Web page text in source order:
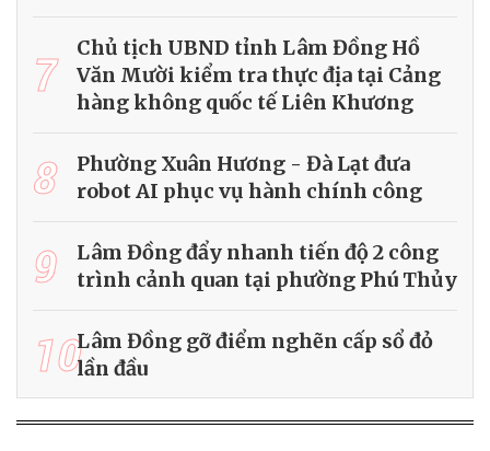
7
Chủ tịch UBND tỉnh Lâm Đồng Hồ
Văn Mười kiểm tra thực địa tại Cảng
hàng không quốc tế Liên Khương
8
Phường Xuân Hương - Đà Lạt đưa
robot AI phục vụ hành chính công
9
Lâm Đồng đẩy nhanh tiến độ 2 công
trình cảnh quan tại phường Phú Thủy
10Lâm Đồng gỡ điểm nghẽn cấp sổ đỏ
lần đầu